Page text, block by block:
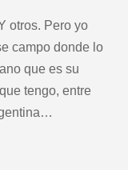
otros. Pero yo
campo donde lo
que es su
tengo, entre